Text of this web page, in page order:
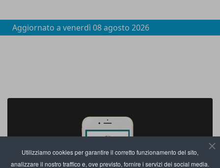
Utilizziamo cookies per garantire il corretto funzionamento del sito,
analizzare il nostro traffico e, ove previsto, fornire i servizi dei social media.
Aggiornato a venerdì 08 agosto 2026